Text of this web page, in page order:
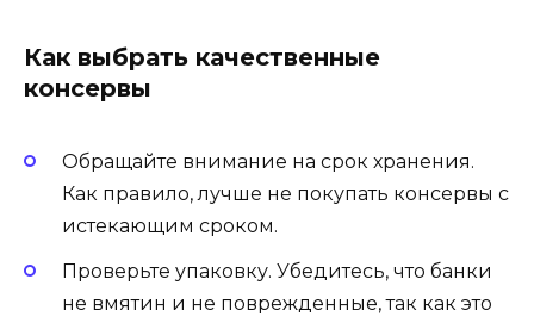
Как выбрать качественные
консервы
Обращайте внимание на срок хранения.
Как правило, лучше не покупать консервы с
истекающим сроком.
Проверьте упаковку. Убедитесь, что банки
не вмятин и не поврежденные, так как это